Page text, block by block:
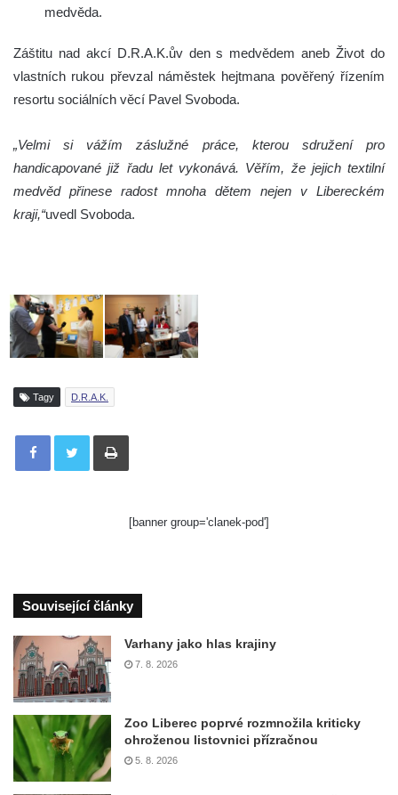
medvěda.
Záštitu nad akcí D.R.A.K.ův den s medvědem aneb Život do
vlastních rukou převzal náměstek hejtmana pověřený řízením
resortu sociálních věcí Pavel Svoboda.
„Velmi si vážím záslužné práce, kterou sdružení pro
handicapované již řadu let vykonává. Věřím, že jejich textilní
medvěd přinese radost mnoha dětem nejen v Libereckém
kraji,“uvedl Svoboda.
Tagy D.R.A.K.
Tisknout
[banner group='clanek-pod']
Související články
Varhany jako hlas krajiny
7. 8. 2026
Zoo Liberec poprvé rozmnožila kriticky
ohroženou listovnici přízračnou
5. 8. 2026